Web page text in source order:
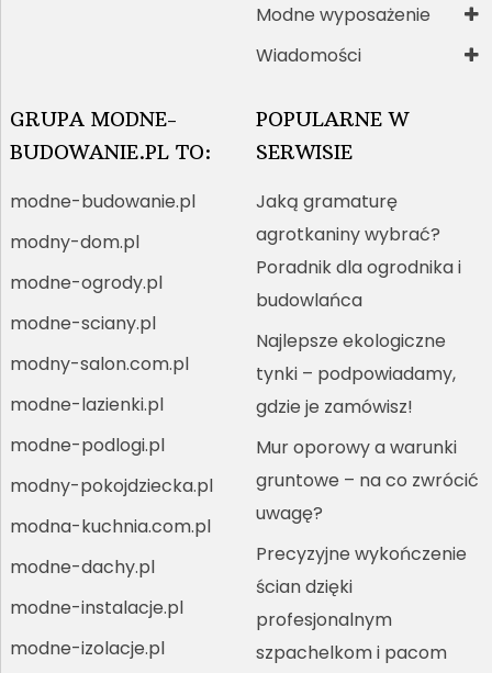
Modne wyposażenie
Wiadomości
GRUPA MODNE-
BUDOWANIE.PL TO:
modne-budowanie.pl
modny-dom.pl
modne-ogrody.pl
modne-sciany.pl
modny-salon.com.pl
modne-lazienki.pl
modne-podlogi.pl
modny-pokojdziecka.pl
modna-kuchnia.com.pl
modne-dachy.pl
modne-instalacje.pl
modne-izolacje.pl
POPULARNE W
SERWISIE
Jaką gramaturę
agrotkaniny wybrać?
Poradnik dla ogrodnika i
budowlańca
Najlepsze ekologiczne
tynki – podpowiadamy,
gdzie je zamówisz!
Mur oporowy a warunki
gruntowe – na co zwrócić
uwagę?
Precyzyjne wykończenie
ścian dzięki
profesjonalnym
szpachelkom i pacom